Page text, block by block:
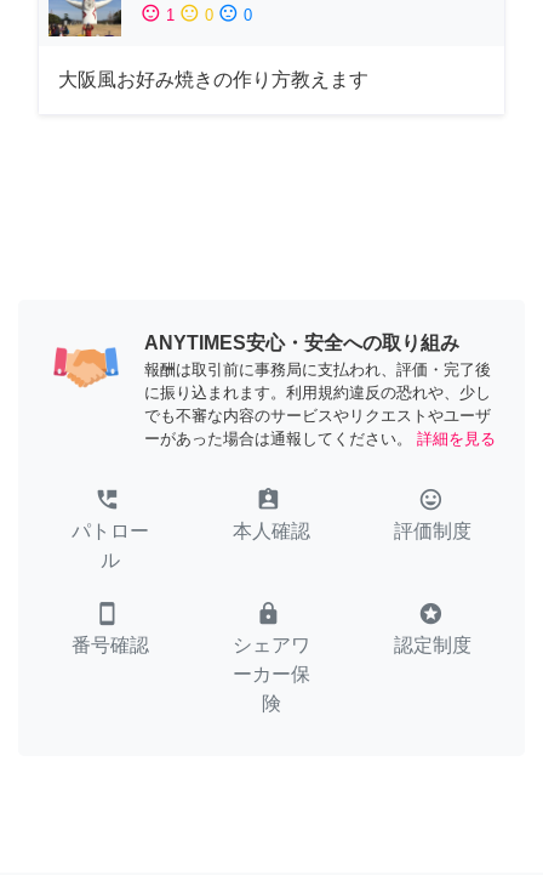
sentiment_satisfied 1 sentiment_neutral 0 sentiment_dissatisfied 0
大阪風お好み焼きの作り方教えます
ANYTIMES安心・安全への取り組み
報酬は取引前に事務局に支払われ、評価・完了後
に振り込まれます。利用規約違反の恐れや、少し
でも不審な内容のサービスやリクエストやユーザ
ーがあった場合は通報してください。
詳細を見る
perm_phone_msg
パトロー
ル
assignment_ind
本人確認
tag_faces
評価制度
smartphone
番号確認
lock
シェアワ
ーカー保
険
stars
認定制度